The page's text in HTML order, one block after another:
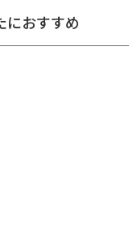
におすすめ